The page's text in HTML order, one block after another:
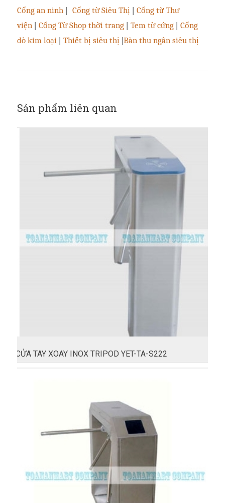
Cổng an ninh | Cổng từ Siêu Thị | Cổng từ Thư
viện | Cổng Từ Shop thời trang | Tem từ cứng | Cổng
dò kim loại | Thiết bị siêu thị |Bàn thu ngân siêu thị
Sản phẩm liên quan
CỬA TAY XOAY INOX TRIPOD YET-TA-S222